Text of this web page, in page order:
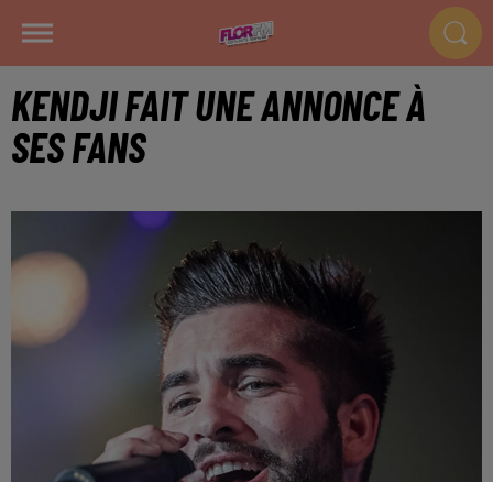
KENDJI FAIT UNE ANNONCE À
SES FANS